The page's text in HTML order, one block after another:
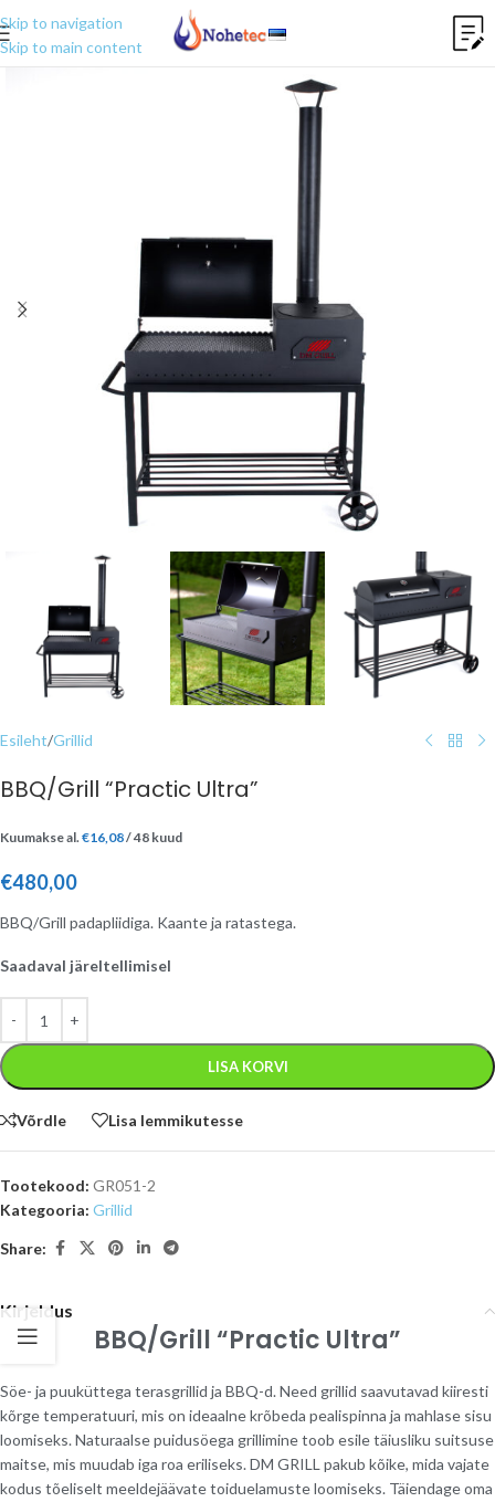
Skip to navigation
Skip to main content
Esileht/Grillid
BBQ/Grill “Practic Ultra”
Kuumakse al. €16,08/ 48 kuud
€480,00
BBQ/Grill padapliidiga. Kaante ja ratastega.
Saadaval järeltellimisel
LISA KORVI
Võrdle Lisa lemmikutesse
Tootekood: GR051-2
Kategooria: Grillid
Share:
Kirjeldus
BBQ/Grill “Practic Ultra”
Söe- ja puuküttega terasgrillid ja BBQ-d. Need grillid saavutavad kiiresti
kõrge temperatuuri, mis on ideaalne krõbeda pealispinna ja mahlase sisu
loomiseks. Naturaalse puidusöega grillimine toob esile täiusliku suitsuse
maitse, mis muudab iga roa eriliseks. DM GRILL pakub kõike, mida vajate
kodus tõeliselt meeldejäävate toiduelamuste loomiseks. Täiendage oma